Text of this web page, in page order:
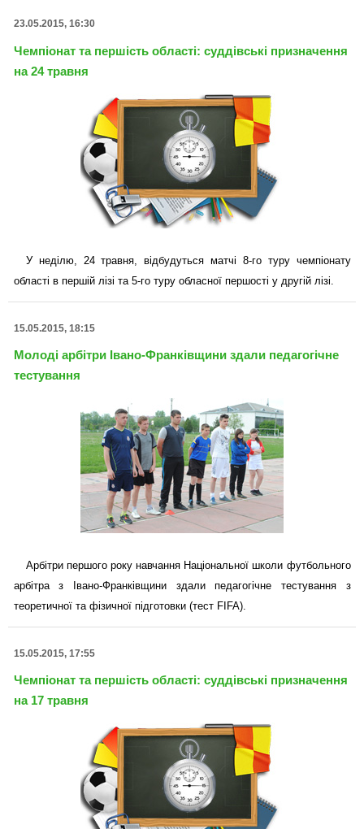
23.05.2015, 16:30
Чемпіонат та першість області: суддівські призначення
на 24 травня
У неділю, 24 травня, відбудуться матчі 8-го туру чемпіонату
області в першій лізі та 5-го туру обласної першості у другій лізі.
15.05.2015, 18:15
Молоді арбітри Івано-Франківщини здали педагогічне
тестування
Арбітри першого року навчання Національної школи футбольного
арбітра з Івано-Франківщини здали педагогічне тестування з
теоретичної та фізичної підготовки (тест FIFA).
15.05.2015, 17:55
Чемпіонат та першість області: суддівські призначення
на 17 травня